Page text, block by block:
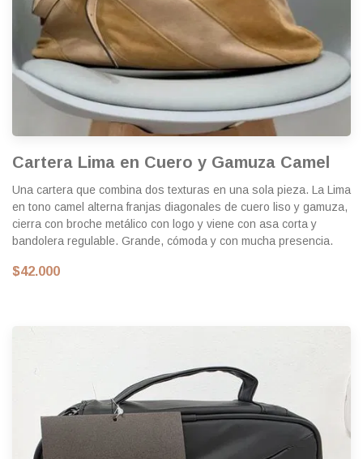
Cartera Lima en Cuero y Gamuza Camel
Una cartera que combina dos texturas en una sola pieza. La Lima
en tono camel alterna franjas diagonales de cuero liso y gamuza,
cierra con broche metálico con logo y viene con asa corta y
bandolera regulable. Grande, cómoda y con mucha presencia.
$42.000